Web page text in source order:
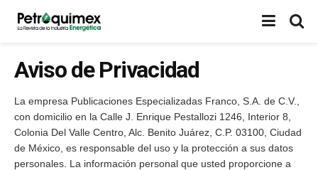
Aviso de Privacidad
La empresa Publicaciones Especializadas Franco, S.A. de C.V.,
con domicilio en la Calle J. Enrique Pestallozi 1246, Interior 8,
Colonia Del Valle Centro, Alc. Benito Juárez, C.P. 03100, Ciudad
de México, es responsable del uso y la protección a sus datos
personales. La información personal que usted proporcione a